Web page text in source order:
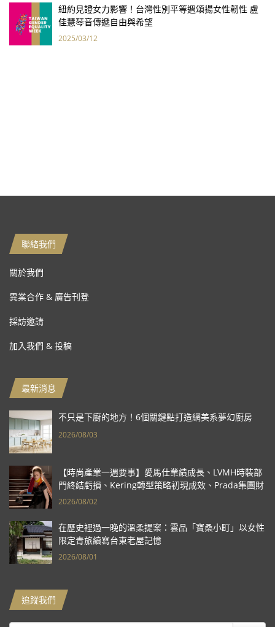
紐約見證女力影響！台灣性別平等週頌揚女性韌性 盧
佳慧琴音傳遞自由與希望
2025/03/12
聯絡我們
關於我們
異業合作 & 廣告刊登
採訪邀請
加入我們 & 投稿
最新消息
不只是下廚的地方！6個關鍵點打造網美系夢幻廚房
2026/08/03
【時尚產業一週要事】愛馬仕業績成長、LVMH時裝部
門終結虧損、Kering轉型策略初現成效、Prada集團財
報亮眼
2026/08/02
在歷史裡過一晚的溫柔提案：雲品「寶桑小町」以女性
限定青旅續寫台東老屋記憶
2026/08/01
追蹤我們